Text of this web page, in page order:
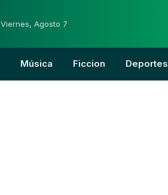
Viernes, Agosto 7
Música Ficcion Deportes